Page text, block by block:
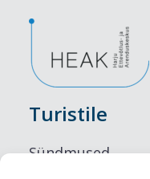
Turistile
Sündmused